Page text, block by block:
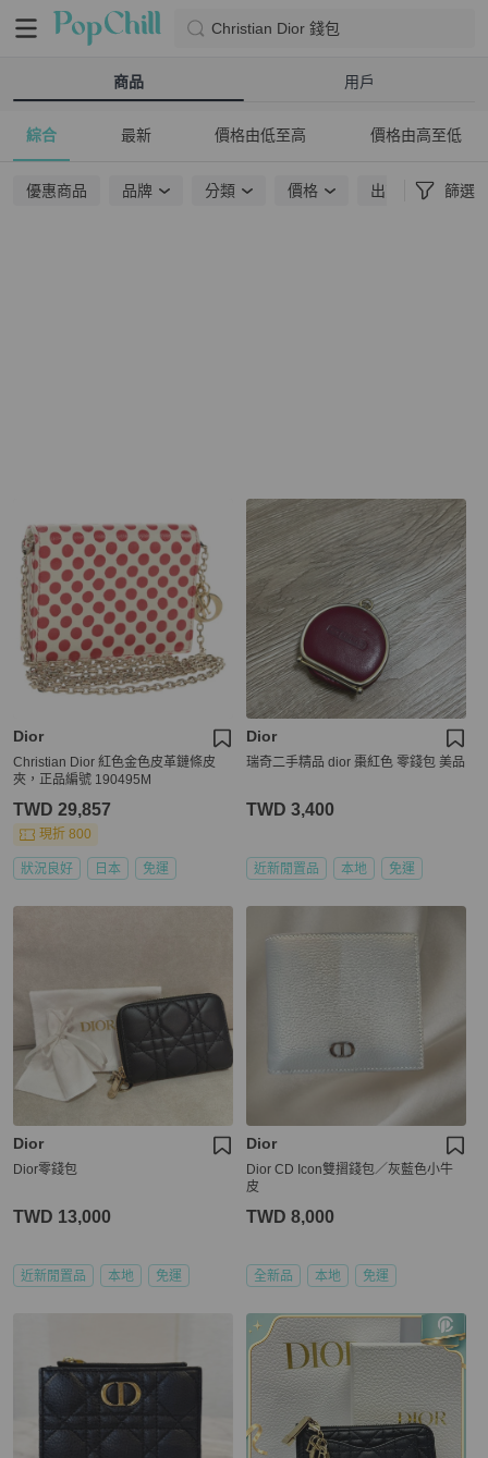
Christian Dior 錢包
商品 用戶
綜合 最新 價格由低至高 價格由高至低
優惠商品 品牌 分類 價格 出貨地點 篩選
Dior
Christian Dior 紅色金色皮革鏈條皮
夾，正品編號 190495M
TWD 29,857
現折 800
狀況良好 日本 免運
Dior
瑞奇二手精品 dior 棗紅色 零錢包 美品
TWD 3,400
近新閒置品 本地 免運
Dior
Dior零錢包
TWD 13,000
近新閒置品 本地 免運
Dior
Dior CD Icon雙摺錢包／灰藍色小牛
皮
TWD 8,000
全新品 本地 免運